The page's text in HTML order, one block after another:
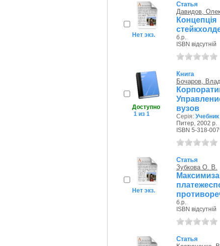
Нет экз.
Статья
Давидов,
б.р.
ISBN відсутній
Доступно
1 из 1
Книга
Бочаров,
вузов
Серія:
Питер, 2002 р.
ISBN 5-318-
Нет экз.
Статья
Зубкова О. В.
б.р.
ISBN відсутній
Статья